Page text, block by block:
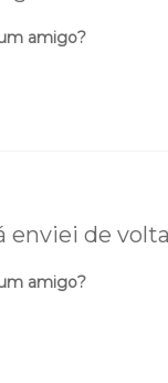
amigo?
de
amigo?